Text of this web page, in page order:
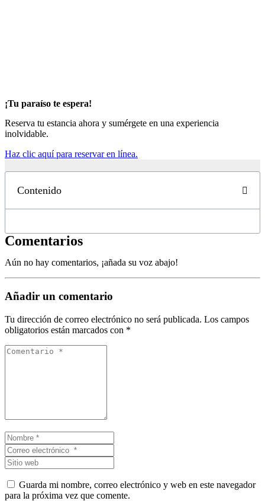
¡Tu paraíso te espera!
Reserva tu estancia ahora y sumérgete en una experiencia
inolvidable.
Haz clic aquí para reservar en línea.
Contenido
Comentarios
Aún no hay comentarios, ¡añada su voz abajo!
Añadir un comentario
Tu dirección de correo electrónico no será publicada. Los campos
obligatorios están marcados con *
Comentario
Nombre
*Correo
electrónico
*
Sitio
web
Guarda mi nombre, correo electrónico y web en este navegador
para la próxima vez que comente.